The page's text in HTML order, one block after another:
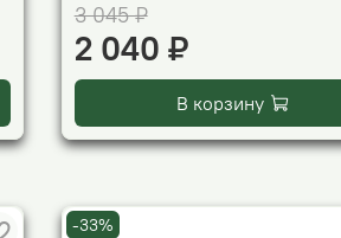
3 045 ₽
2 040 ₽
В корзину
-33%